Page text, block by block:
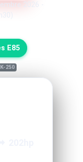
2026 -
E85
250